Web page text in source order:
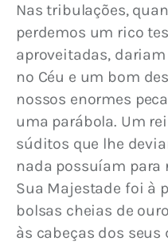
Nas tribulações,
perdemos um rico
aproveitadas,
no Céu e um bom
nossos enormes
uma parábola. Um
súditos que lhe
nada possuíam para
Sua Majestade foi à
bolsas cheias de
às cabeças dos seus